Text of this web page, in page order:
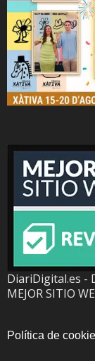
DiariDigital.es -
MEJOR SITIO
Política de